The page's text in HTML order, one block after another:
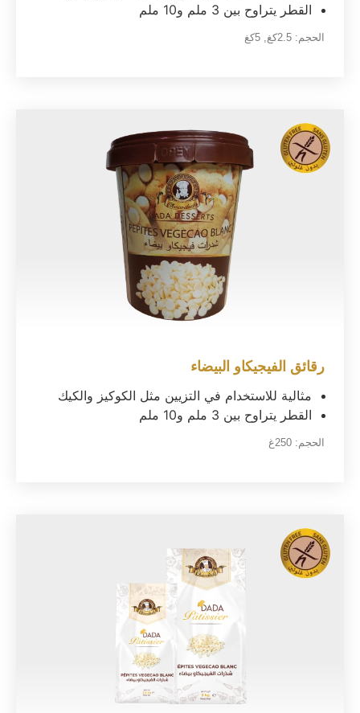
القطر يتراوح بين 3 ملم و10 ملم
الحجم: 2.5كغ 5كغ
رقائق الفيجيكاو البيضاء
مثالية للاستخدام في التزيين مثل الكوكيز والكيك
القطر يتراوح بين 3 ملم و10 ملم
الحجم: 250غ